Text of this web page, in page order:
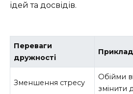
ідей та досвідів.
Переваги
дружності
Зменшення стресу
Обійми
змінити